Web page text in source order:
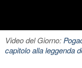
Video del Giorno:
capitolo alla leggenda